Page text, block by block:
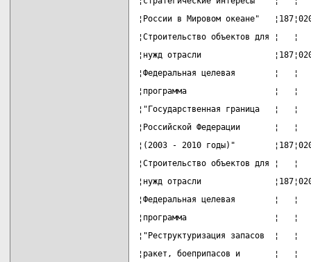
¦России в Мировом океане"
¦Строительство объектов
¦нужд отрасли
¦Федеральная целевая
¦программа                  ¦
¦"Государственная граница
¦Российской Федерации
¦(2003 - 2010 годы)"
¦Строительство объектов
¦нужд отрасли
¦Федеральная целевая
¦программа                  ¦
¦"Реструктуризация
¦ракет, боеприпасов и